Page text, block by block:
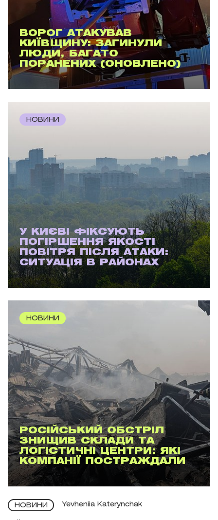
ВОРОГ АТАКУВАВ
КИЇВЩИНУ: ЗАГИНУЛИ
ЛЮДИ, БАГАТО
ПОРАНЕНИХ (ОНОВЛЕНО)
НОВИНИ
У КИЄВІ ФІКСУЮТЬ
ПОГІРШЕННЯ ЯКОСТІ
ПОВІТРЯ ПІСЛЯ АТАКИ:
СИТУАЦІЯ В РАЙОНАХ
НОВИНИ
РОСІЙСЬКИЙ ОБСТРІЛ
ЗНИЩИВ СКЛАДИ ТА
ЛОГІСТИЧНІ ЦЕНТРИ: ЯКІ
КОМПАНІЇ ПОСТРАЖДАЛИ
НОВИНИ Yevheniia Katerynchak